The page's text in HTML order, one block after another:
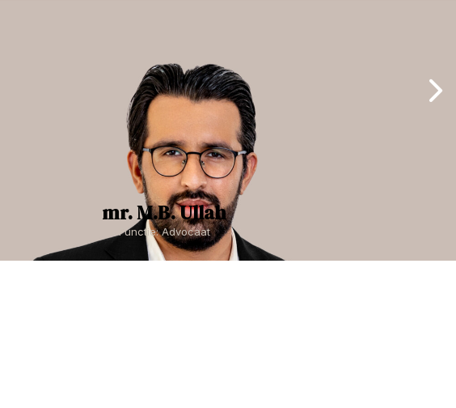
mr. M.B. Ullah
Functie: Advocaat